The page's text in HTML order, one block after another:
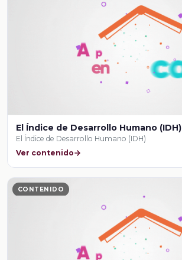
El Índice de Desarrollo Humano (IDH)
El Índice de Desarrollo Humano (IDH)
Ver contenido
CONTENIDO